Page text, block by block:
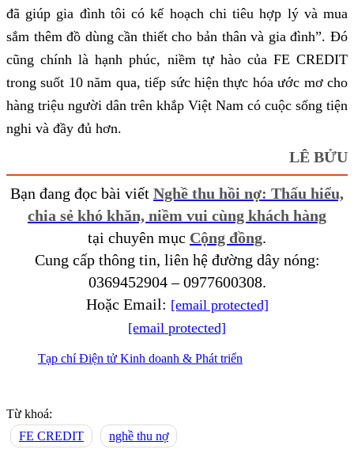
đã giúp gia đình tôi có kế hoạch chi tiêu hợp lý và mua
sắm thêm đồ dùng cần thiết cho bản thân và gia đình”. Đó
cũng chính là hạnh phúc, niềm tự hào của FE CREDIT
trong suốt 10 năm qua, tiếp sức hiện thực hóa ước mơ cho
hàng triệu người dân trên khắp Việt Nam có cuộc sống tiện
nghi và đầy đủ hơn.
LÊ BỬU
Bạn đang đọc bài viết Nghề thu hồi nợ: Thấu hiểu,
chia sẻ khó khăn, niềm vui cùng khách hàng
tại chuyên mục Cộng đồng.
Cung cấp thông tin, liên hệ đường dây nóng:
0369452904 – 0977600308.
Hoặc Email: [email protected]
[email protected]
Tạp chí Điện tử Kinh doanh & Phát triển
Từ khoá:
FE CREDIT
nghề thu nợ